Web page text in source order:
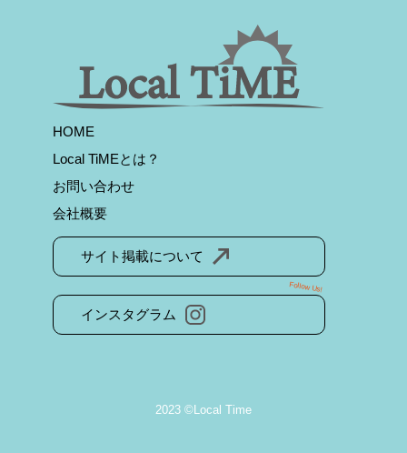
HOME
Local TiMEとは？
お問い合わせ
会社概要
サイト掲載について
インスタグラム
Follow Us!
2023 ©Local Time